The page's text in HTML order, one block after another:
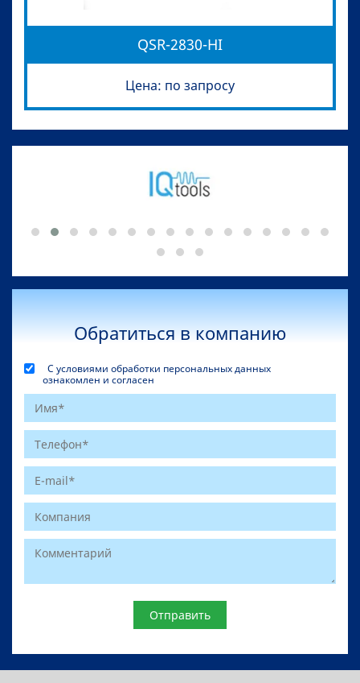
QSR-2830-HI
Цена: по запросу
Обратиться в компанию
С условиями обработки персональных данных
ознакомлен и согласен